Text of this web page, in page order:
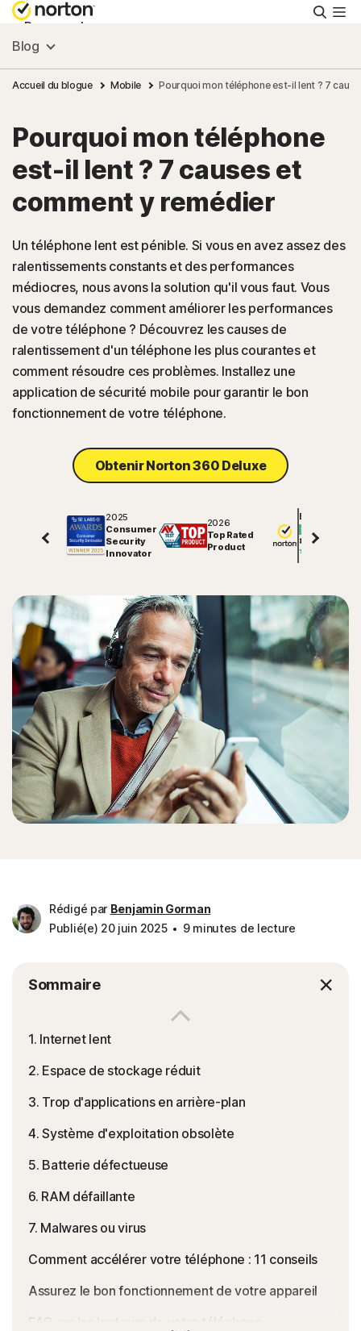
Personnel
Small Business
Ressources
Support
Essayer gratuitement
France
Connexion
Blog
Accueil du blogue Mobile Pourquoi mon téléphone est-il lent ? 7
Pourquoi mon téléphone
est-il lent ? 7 causes et
comment y remédier
Un téléphone lent est pénible. Si vous en avez assez des
ralentissements constants et des performances
médiocres, nous avons la solution qu'il vous faut. Vous
vous demandez comment améliorer les performances
de votre téléphone ? Découvrez les causes de
ralentissement d'un téléphone les plus courantes et
comment résoudre ces problèmes. Installez une
application de sécurité mobile pour garantir le bon
fonctionnement de votre téléphone.
Obtenir Norton 360 Deluxe
2025
Consumer
Security
Innovator
2026
Top Rated
Product
Excellent
81725
Rédigé par Benjamin Gorman
Publié(e) 20 juin 2025
9 minutes de lecture
Sommaire
1. Internet lent
2. Espace de stockage réduit
3. Trop d'applications en arrière-plan
4. Système d'exploitation obsolète
5. Batterie défectueuse
6. RAM défaillante
7. Malwares ou virus
Comment accélérer votre téléphone : 11 conseils
Assurez le bon fonctionnement de votre appareil
FAQ sur les lenteurs de votre téléphone